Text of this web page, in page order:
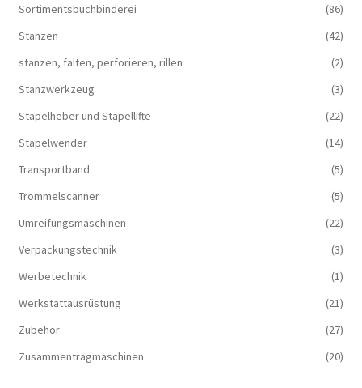
Sortimentsbuchbinderei
(86)
Stanzen
(42)
stanzen, falten, perforieren, rillen
(2)
Stanzwerkzeug
(3)
Stapelheber und Stapellifte
(22)
Stapelwender
(14)
Transportband
(5)
Trommelscanner
(5)
Umreifungsmaschinen
(22)
Verpackungstechnik
(3)
Werbetechnik
(1)
Werkstattausrüstung
(21)
Zubehör
(27)
Zusammentragmaschinen
(20)